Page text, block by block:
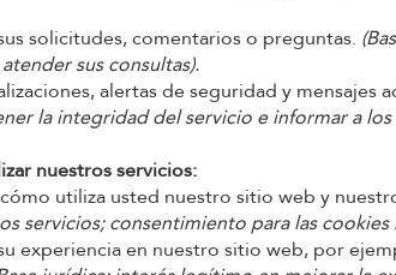
solicitudes, comentarios o preguntas.
sus consultas).
alertas de seguridad y mensajes
la integridad del servicio e informar a
nuestros servicios:
utiliza usted nuestro sitio web y
servicios; consentimiento para las cookies
experiencia en nuestro sitio web, por